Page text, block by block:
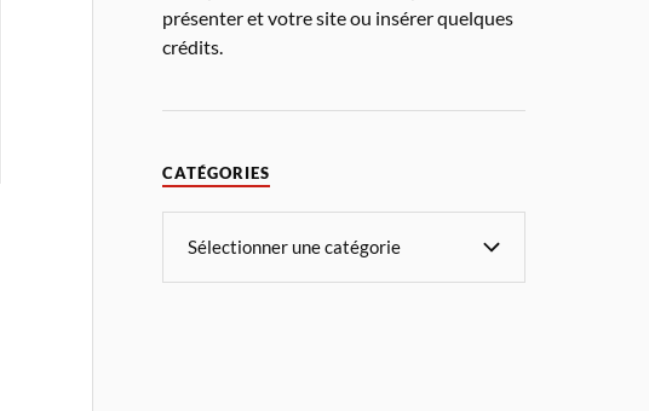
présenter et votre site ou insérer quelques
crédits.
CATÉGORIES